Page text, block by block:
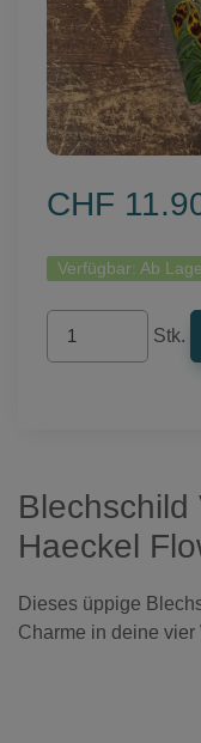
CHF
Verfügbar: Ab
Stk.
Blechschild
Haeckel
Dieses üppige
Charme in deine vier